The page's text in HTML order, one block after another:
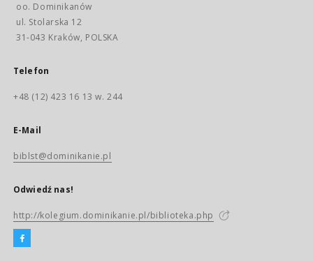
oo. Dominikanów
ul. Stolarska 12
31-043 Kraków, POLSKA
Telefon
+48 (12) 423 16 13 w. 244
E-Mail
biblst@dominikanie.pl
Odwiedź nas!
http://kolegium.dominikanie.pl/biblioteka.php